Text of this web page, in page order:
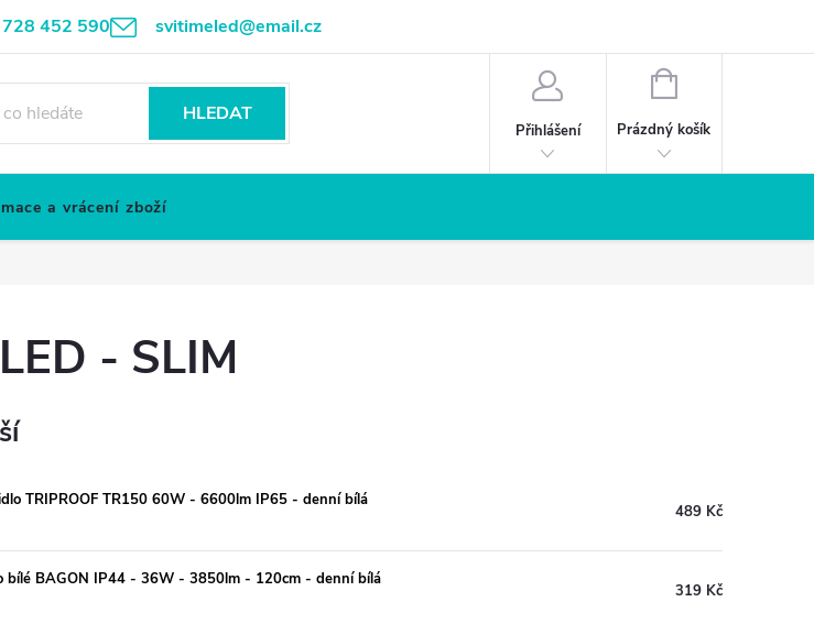
452 590 svitimeled@email.cz
HLEDAT
Přihlášení
NÁKUPNÍ
Prázdný košík
a vrácení zboží
- SLIM
TRIPROOF TR150 60W - 6600lm IP65 - denní bílá
489 Kč
bílé BAGON IP44 - 36W - 3850lm - 120cm - denní bílá
319 Kč